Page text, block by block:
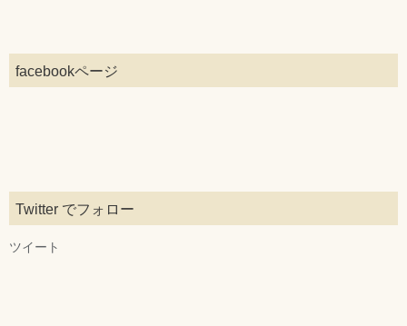
facebookページ
Twitter でフォロー
ツイート